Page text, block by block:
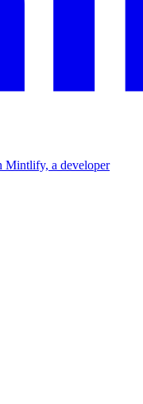
Mintlify, a developer